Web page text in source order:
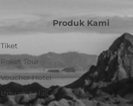
Produk Kami
Tiket
Paket Tour
Voucher Hotel
Umroh & Haji